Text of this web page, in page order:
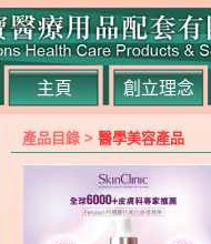
主頁 創立理念
產品目錄 > 醫學美容產品